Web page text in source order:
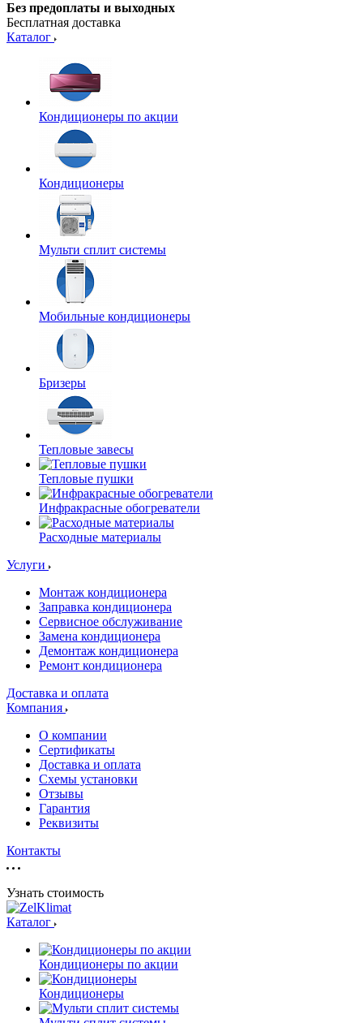
Без предоплаты и выходных
Бесплатная доставка
Каталог
Кондиционеры по акции
Кондиционеры
Мульти сплит системы
Мобильные кондиционеры
Бризеры
Тепловые завесы
Тепловые пушки
Инфракрасные обогреватели
Расходные материалы
Услуги
Монтаж кондиционера
Заправка кондиционера
Сервисное обслуживание
Замена кондиционера
Демонтаж кондиционера
Ремонт кондиционера
Доставка и оплата
Компания
О компании
Сертификаты
Доставка и оплата
Схемы установки
Отзывы
Гарантия
Реквизиты
Контакты
Узнать стоимость
Каталог
Кондиционеры по акции
Кондиционеры